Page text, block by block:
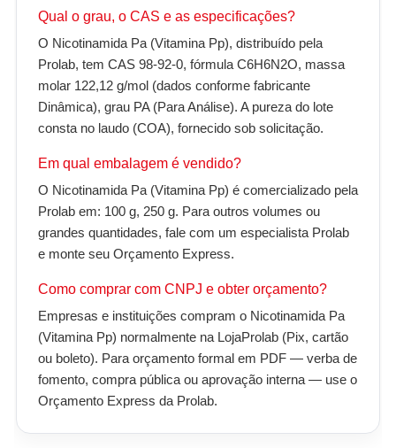
Qual o grau, o CAS e as especificações?
O Nicotinamida Pa (Vitamina Pp), distribuído pela
Prolab, tem CAS 98-92-0, fórmula C6H6N2O, massa
molar 122,12 g/mol (dados conforme fabricante
Dinâmica), grau PA (Para Análise). A pureza do lote
consta no laudo (COA), fornecido sob solicitação.
Em qual embalagem é vendido?
O Nicotinamida Pa (Vitamina Pp) é comercializado pela
Prolab em: 100 g, 250 g. Para outros volumes ou
grandes quantidades, fale com um especialista Prolab
e monte seu Orçamento Express.
Como comprar com CNPJ e obter orçamento?
Empresas e instituições compram o Nicotinamida Pa
(Vitamina Pp) normalmente na LojaProlab (Pix, cartão
ou boleto). Para orçamento formal em PDF — verba de
fomento, compra pública ou aprovação interna — use o
Orçamento Express da Prolab.